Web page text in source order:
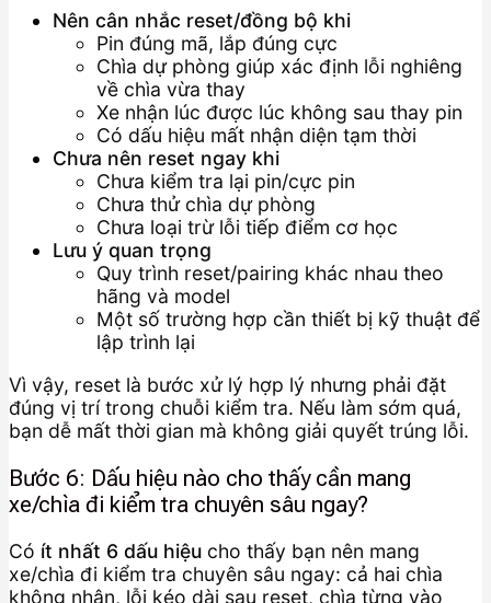
Nên cân nhắc reset/đồng bộ khi
Pin đúng mã, lắp đúng cực
Chìa dự phòng giúp xác định lỗi nghiêng
về chìa vừa thay
Xe nhận lúc được lúc không sau thay pin
Có dấu hiệu mất nhận diện tạm thời
Chưa nên reset ngay khi
Chưa kiểm tra lại pin/cực pin
Chưa thử chìa dự phòng
Chưa loại trừ lỗi tiếp điểm cơ học
Lưu ý quan trọng
Quy trình reset/pairing khác nhau theo
hãng và model
Một số trường hợp cần thiết bị kỹ thuật để
lập trình lại
Vì vậy, reset là bước xử lý hợp lý nhưng phải đặt
đúng vị trí trong chuỗi kiểm tra. Nếu làm sớm quá,
bạn dễ mất thời gian mà không giải quyết trúng lỗi.
Bước 6: Dấu hiệu nào cho thấy cần mang
xe/chìa đi kiểm tra chuyên sâu ngay?
Có ít nhất 6 dấu hiệu cho thấy bạn nên mang
xe/chìa đi kiểm tra chuyên sâu ngay: cả hai chìa
không nhận, lỗi kéo dài sau reset, chìa từng vào